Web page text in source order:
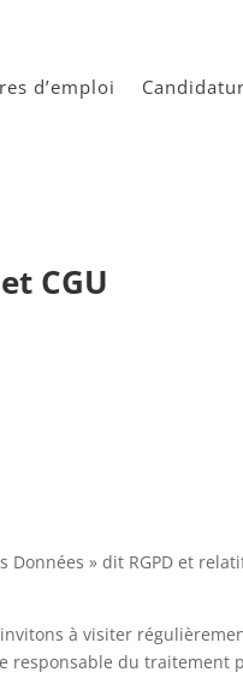
d’emploi
CGU
» dit RGPD et
à visiter
responsable du traitement